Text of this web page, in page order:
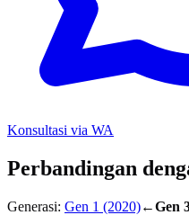
Konsultasi via WA
Perbandingan
Generasi: Gen 1 (2020)←Gen